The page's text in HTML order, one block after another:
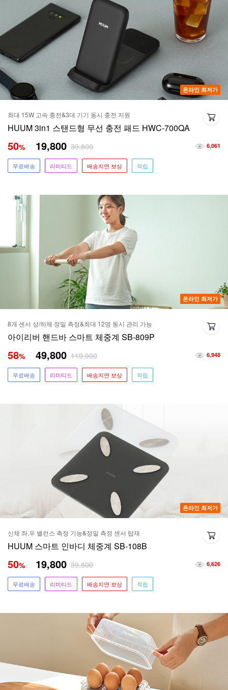
온라인 최저가
최대 15W 고속 충전&3대 기기 동시 충전 지원
HUUM 3in1 스탠드형 무선 충전 패드 HWC-700QA
6,061
50% 19,800 39,800
무료배송 리미티드 배송지연 보상 적립
온라인 최저가
8개 센서 상/하체 정밀 측정&최대 12명 동시 관리 가능
아이리버 핸드바 스마트 체중계 SB-809P
6,948
58% 49,800 119,000
무료배송 리미티드 배송지연 보상 적립
온라인 최저가
신체 좌,우 밸런스 측정 기능&정밀 측정 센서 탑재
HUUM 스마트 인바디 체중계 SB-108B
6,626
50% 19,800 39,800
무료배송 리미티드 배송지연 보상 적립